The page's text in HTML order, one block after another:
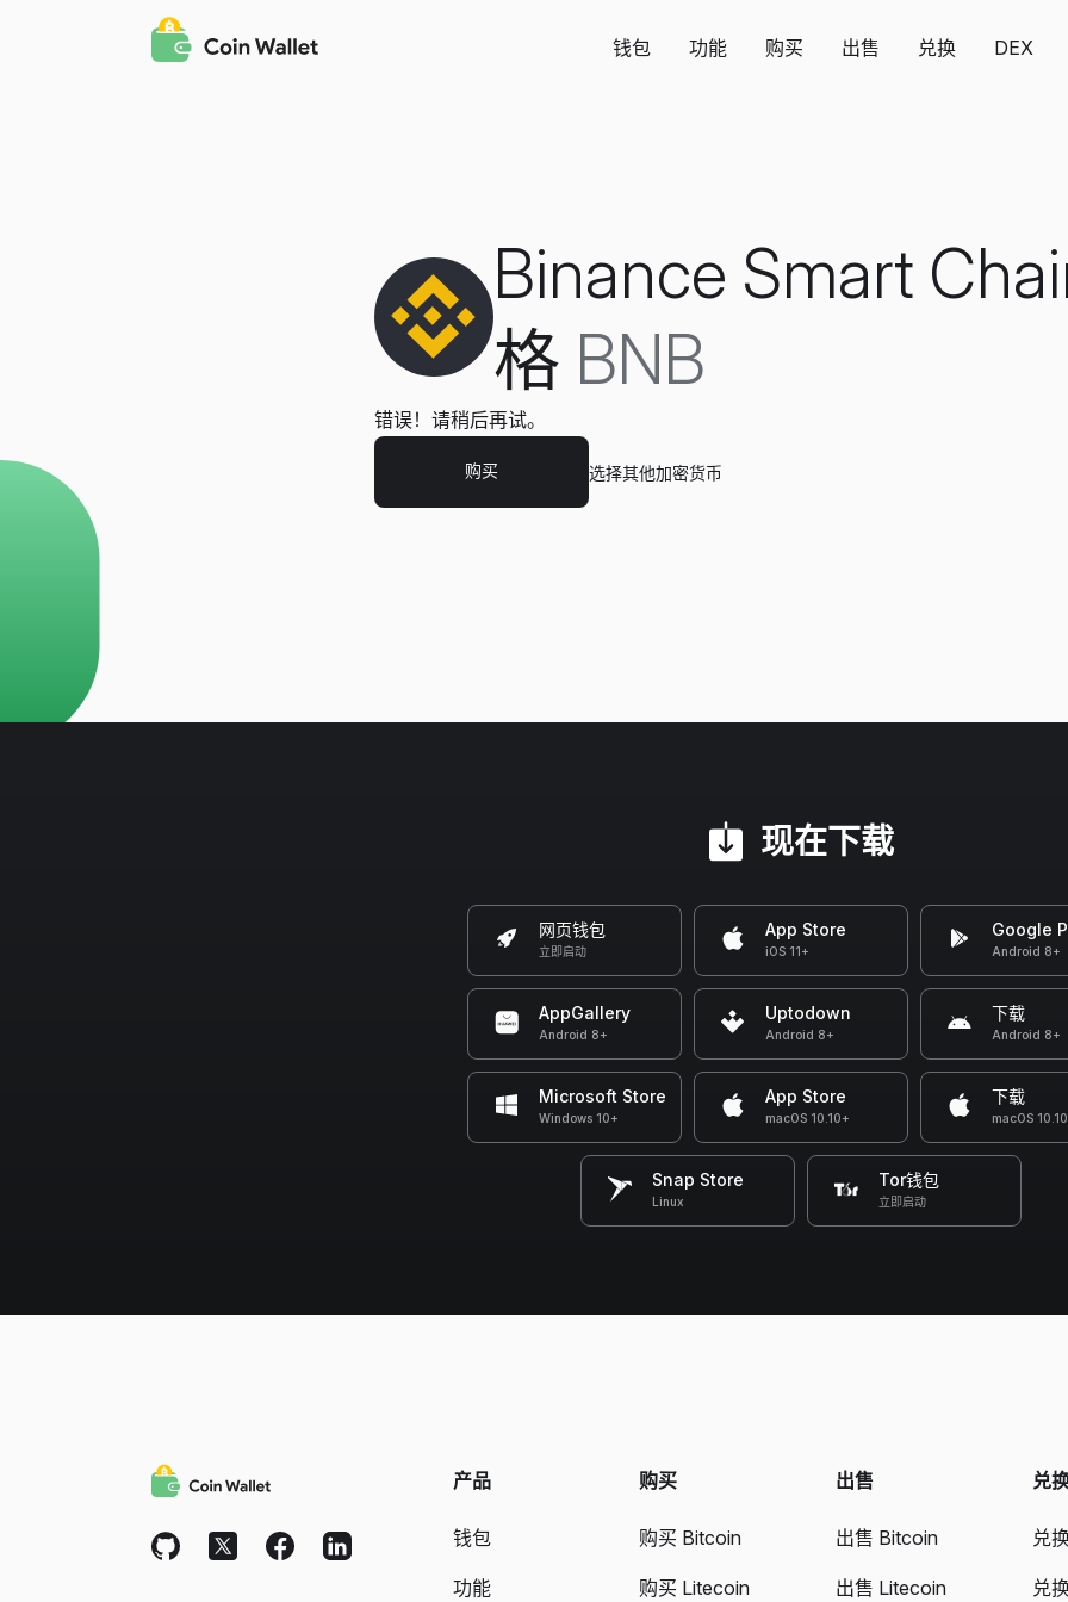
钱包 功能 购买 出售 兑换 DEX
Binance Smart
格 BNB
错误！请稍后再试。
购买 选择其他加密货币
现在下载
网页钱包
立即启动
App Store
iOS 11+
Google
Android 8+
AppGallery
Android 8+
Uptodown
Android 8+
下载
Android 8+
Microsoft Store
Windows 10+
App Store
macOS 10.10+
下载
macOS
Snap Store
Linux
Tor钱包
立即启动
产品
钱包
功能
购买
购买 Bitcoin
购买 Litecoin
出售
出售 Bitcoin
出售 Litecoin
兑
兑
兑